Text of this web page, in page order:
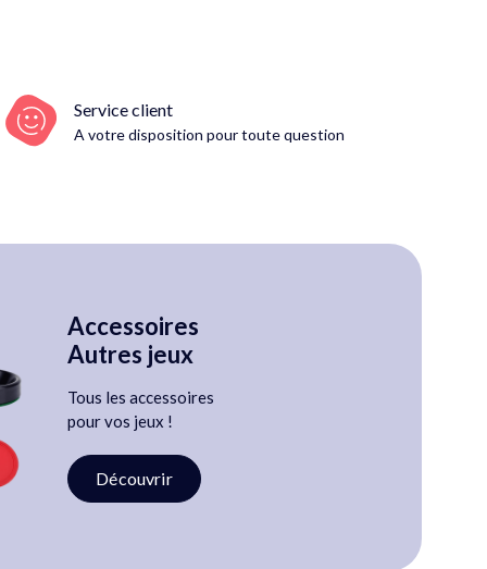
Service client
A votre disposition pour toute question
Accessoires
Autres jeux
Tous les accessoires
pour vos jeux !
Découvrir